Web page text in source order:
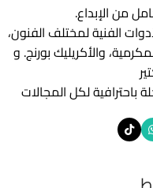
من الإبداع.
الفنية لمختلف الفنون،
والأكريليك بورنج. و
باحترافية لكل المجالات